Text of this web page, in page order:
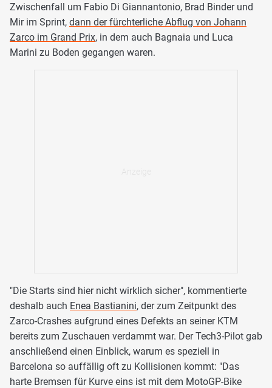
Zwischenfall um Fabio Di Giannantonio, Brad Binder und
Mir im Sprint, dann der fürchterliche Abflug von Johann
Zarco im Grand Prix, in dem auch Bagnaia und Luca
Marini zu Boden gegangen waren.
"Die Starts sind hier nicht wirklich sicher", kommentierte
deshalb auch Enea Bastianini, der zum Zeitpunkt des
Zarco-Crashes aufgrund eines Defekts an seiner KTM
bereits zum Zuschauen verdammt war. Der Tech3-Pilot gab
anschließend einen Einblick, warum es speziell in
Barcelona so auffällig oft zu Kollisionen kommt: "Das
harte Bremsen für Kurve eins ist mit dem MotoGP-Bike